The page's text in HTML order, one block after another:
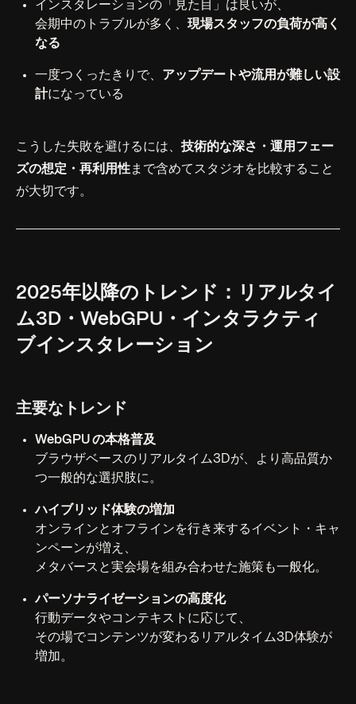
インスタレーションの「見た目」は良いが、
会期中のトラブルが多く、 現場スタッフの負荷が高く
なる
一度つくったきりで、 アップデートや流用が難しい設
計になっている
こうした失敗を避けるには、 技術的な深さ・運用フェー
ズの想定・再利用性 まで含めてスタジオを比較すること
が大切です。
2025年以降のトレンド：リアルタイ
ム3D・WebGPU・インタラクティ
ブインスタレーション
主要なトレンド
WebGPU の本格普及
ブラウザベースのリアルタイム3Dが、より高品質か
つ一般的な選択肢に。
ハイブリッド体験の増加
オンラインとオフラインを行き来するイベント・キャ
ンペーンが増え、
メタバースと実会場を組み合わせた施策も一般化。
パーソナライゼーションの高度化
行動データやコンテキストに応じて、
その場でコンテンツが変わるリアルタイム3D体験が
増加。